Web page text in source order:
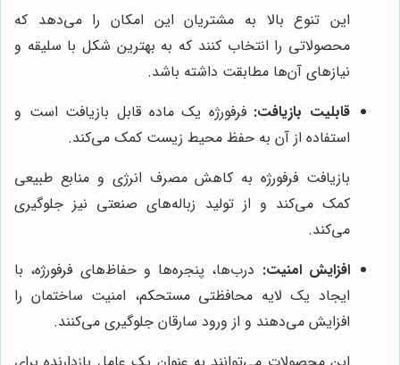
این تنوع بالا به مشتریان این امکان را می‌دهد که
محصولاتی را انتخاب کنند که به بهترین شکل با سلیقه و
نیازهای آن‌ها مطابقت داشته باشد.
قابلیت بازیافت: فرفورژه یک ماده قابل بازیافت است و
استفاده از آن به حفظ محیط زیست کمک می‌کند.
بازیافت فرفورژه به کاهش مصرف انرژی و منابع طبیعی
کمک می‌کند و از تولید زباله‌های صنعتی نیز جلوگیری
می‌کند.
افزایش امنیت: درب‌ها، پنجره‌ها و حفاظ‌های فرفورژه، با
ایجاد یک لایه محافظتی مستحکم، امنیت ساختمان را
افزایش می‌دهند و از ورود سارقان جلوگیری می‌کنند.